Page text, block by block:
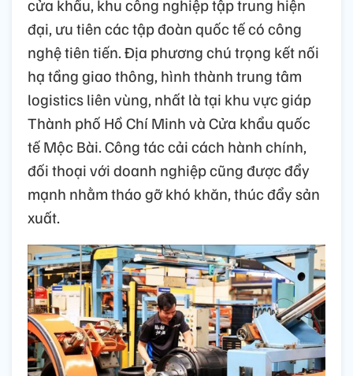
cửa khẩu, khu công nghiệp tập trung hiện
đại, ưu tiên các tập đoàn quốc tế có công
nghệ tiên tiến. Địa phương chú trọng kết nối
hạ tầng giao thông, hình thành trung tâm
logistics liên vùng, nhất là tại khu vực giáp
Thành phố Hồ Chí Minh và Cửa khẩu quốc
tế Mộc Bài. Công tác cải cách hành chính,
đối thoại với doanh nghiệp cũng được đẩy
mạnh nhằm tháo gỡ khó khăn, thúc đẩy sản
xuất.